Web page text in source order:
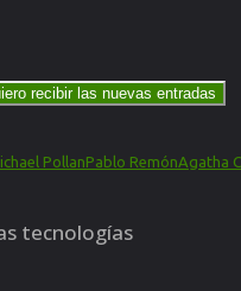
PollanPablo RemónAgatha
tecnologías